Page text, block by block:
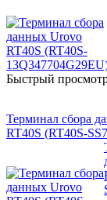
Быстрый
Терминал сбора
RT40S (RT40S-